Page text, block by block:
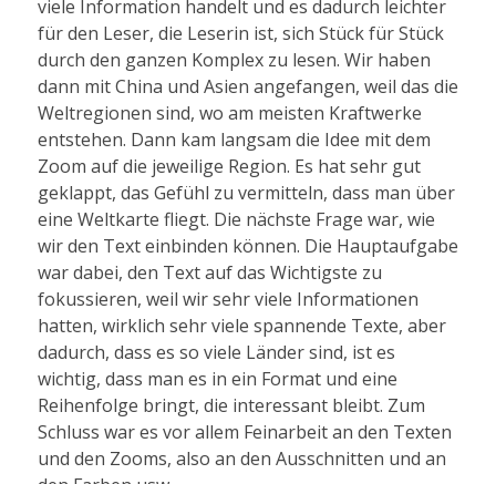
viele Information handelt und es dadurch leichter
für den Leser, die Leserin ist, sich Stück für Stück
durch den ganzen Komplex zu lesen. Wir haben
dann mit China und Asien angefangen, weil das die
Weltregionen sind, wo am meisten Kraftwerke
entstehen. Dann kam langsam die Idee mit dem
Zoom auf die jeweilige Region. Es hat sehr gut
geklappt, das Gefühl zu vermitteln, dass man über
eine Weltkarte fliegt. Die nächste Frage war, wie
wir den Text einbinden können. Die Hauptaufgabe
war dabei, den Text auf das Wichtigste zu
fokussieren, weil wir sehr viele Informationen
hatten, wirklich sehr viele spannende Texte, aber
dadurch, dass es so viele Länder sind, ist es
wichtig, dass man es in ein Format und eine
Reihenfolge bringt, die interessant bleibt. Zum
Schluss war es vor allem Feinarbeit an den Texten
und den Zooms, also an den Ausschnitten und an